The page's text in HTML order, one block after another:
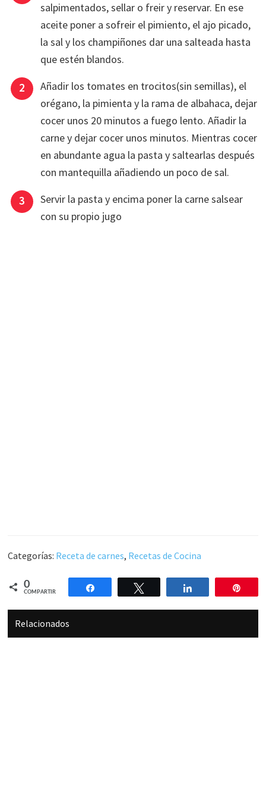
salpimentados, sellar o freir y reservar. En ese
aceite poner a sofreir el pimiento, el ajo picado,
la sal y los champiñones dar una salteada hasta
que estén blandos.
Añadir los tomates en trocitos(sin semillas), el
orégano, la pimienta y la rama de albahaca, dejar
cocer unos 20 minutos a fuego lento. Añadir la
carne y dejar cocer unos minutos. Mientras cocer
en abundante agua la pasta y saltearlas después
con mantequilla añadiendo un poco de sal.
Servir la pasta y encima poner la carne salsear
con su propio jugo
Categorías: Receta de carnes, Recetas de Cocina
0
COMPARTIR
Compartir Compartir
Relacionados